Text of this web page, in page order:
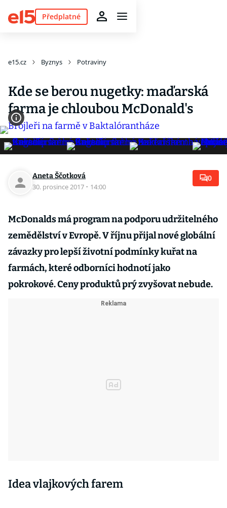
Předplatné
e15.cz Byznys Potraviny
Kde se berou nugetky: maďarská
farma je chloubou McDonald's
Aneta Ščotková
30. prosince 2017 · 14:00
0
McDonalds má program na podporu udržitelného
zemědělství v Evropě. V říjnu přijal nové globální
závazky pro lepší životní podmínky kuřat na
farmách, které odborníci hodnotí jako
pokrokové. Ceny produktů prý zvyšovat nebude.
Idea vlajkových farem